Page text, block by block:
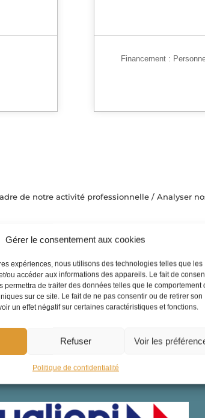
Gérer le consentement aux cookies
expériences, nous utilisons des technologies telles que les
ou accéder aux informations des appareils. Le fait de
permettra de traiter des données telles que le comportement
sur ce site. Le fait de ne pas consentir ou de retirer son
un effet négatif sur certaines caractéristiques et fonctions.
Refuser Voir les
Politique de confidentialité
Financement :
de notre activité professionnelle / Analyser
/ Définir le stress
/ Apprendre à nous connaître dans